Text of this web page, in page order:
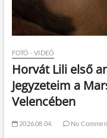
FOTÓ - VIDEÓ
Horvát Lili első
Jegyzeteim a
Velencében
2026.08.04. No